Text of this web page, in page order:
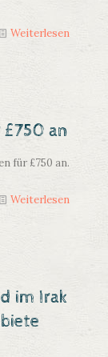
Weiterlesen
an
für £750 an.
Weiterlesen
im Irak